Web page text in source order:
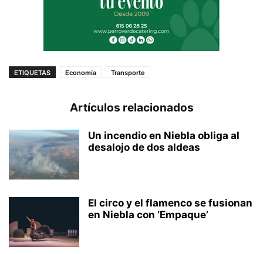
ETIQUETAS Economía Transporte
Artículos relacionados
Un incendio en Niebla obliga al
desalojo de dos aldeas
El circo y el flamenco se fusionan
en Niebla con ‘Empaque’